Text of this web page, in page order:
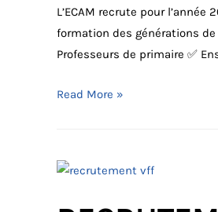
L’ECAM recrute pour
formation des générations
Professeurs de primaire ✅
L’ECAM
l’année
2026-
Read More »